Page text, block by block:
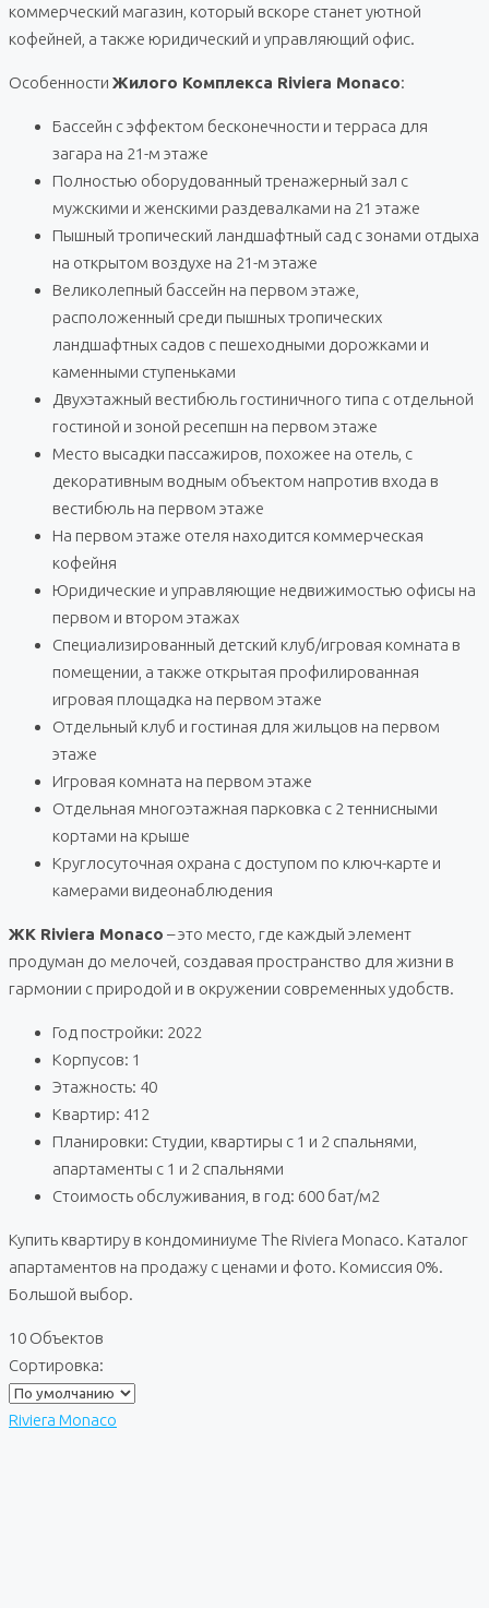
коммерческий магазин, который вскоре станет уютной
кофейней, а также юридический и управляющий офис.
Особенности Жилого Комплекса Riviera Monaco:
Бассейн с эффектом бесконечности и терраса для
загара на 21-м этаже
Полностью оборудованный тренажерный зал с
мужскими и женскими раздевалками на 21 этаже
Пышный тропический ландшафтный сад с зонами отдыха
на открытом воздухе на 21-м этаже
Великолепный бассейн на первом этаже,
расположенный среди пышных тропических
ландшафтных садов с пешеходными дорожками и
каменными ступеньками
Двухэтажный вестибюль гостиничного типа с отдельной
гостиной и зоной ресепшн на первом этаже
Место высадки пассажиров, похожее на отель, с
декоративным водным объектом напротив входа в
вестибюль на первом этаже
На первом этаже отеля находится коммерческая
кофейня
Юридические и управляющие недвижимостью офисы на
первом и втором этажах
Специализированный детский клуб/игровая комната в
помещении, а также открытая профилированная
игровая площадка на первом этаже
Отдельный клуб и гостиная для жильцов на первом
этаже
Игровая комната на первом этаже
Отдельная многоэтажная парковка с 2 теннисными
кортами на крыше
Круглосуточная охрана с доступом по ключ-карте и
камерами видеонаблюдения
ЖК Riviera Monaco – это место, где каждый элемент
продуман до мелочей, создавая пространство для жизни в
гармонии с природой и в окружении современных удобств.
Год постройки: 2022
Корпусов: 1
Этажность: 40
Квартир: 412
Планировки: Студии, квартиры с 1 и 2 спальнями,
апартаменты с 1 и 2 спальнями
Стоимость обслуживания, в год: 600 бат/м2
Купить квартиру в кондоминиуме The Riviera Monaco. Каталог
апартаментов на продажу с ценами и фото. Комиссия 0%.
Большой выбор.
10 Объектов
Сортировка:
Riviera Monaco